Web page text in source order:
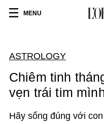
MENU
ASTROLOGY
Chiêm tinh
vẹn trái tim
Hãy sống đúng với